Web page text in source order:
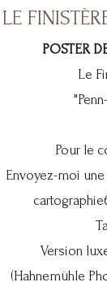
LE
POSTER
Le
Pour le
Envoyez-moi
Version
(Hahnemühle